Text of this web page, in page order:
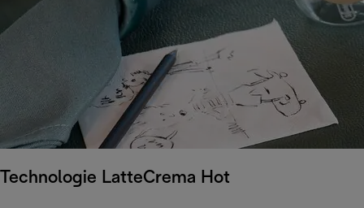
Technologie LatteCrema Hot